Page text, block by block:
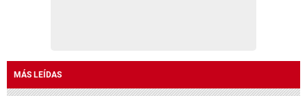
MÁS LEÍDAS